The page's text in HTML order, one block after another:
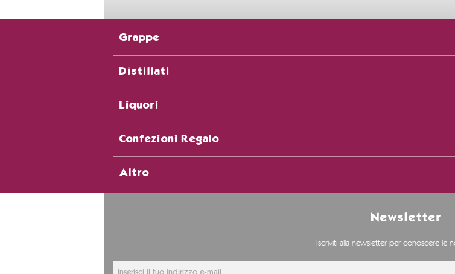
Grappe
Distillati
Liquori
Confezioni Regalo
Altro
Newsletter
Iscriviti alla newsletter per conoscere le